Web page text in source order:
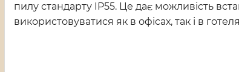
пилу стандарту IP55. Це дає можливість
використовуватися як в офісах, так і в